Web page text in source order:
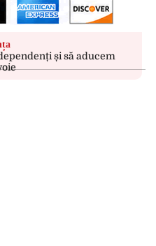
și să aducem